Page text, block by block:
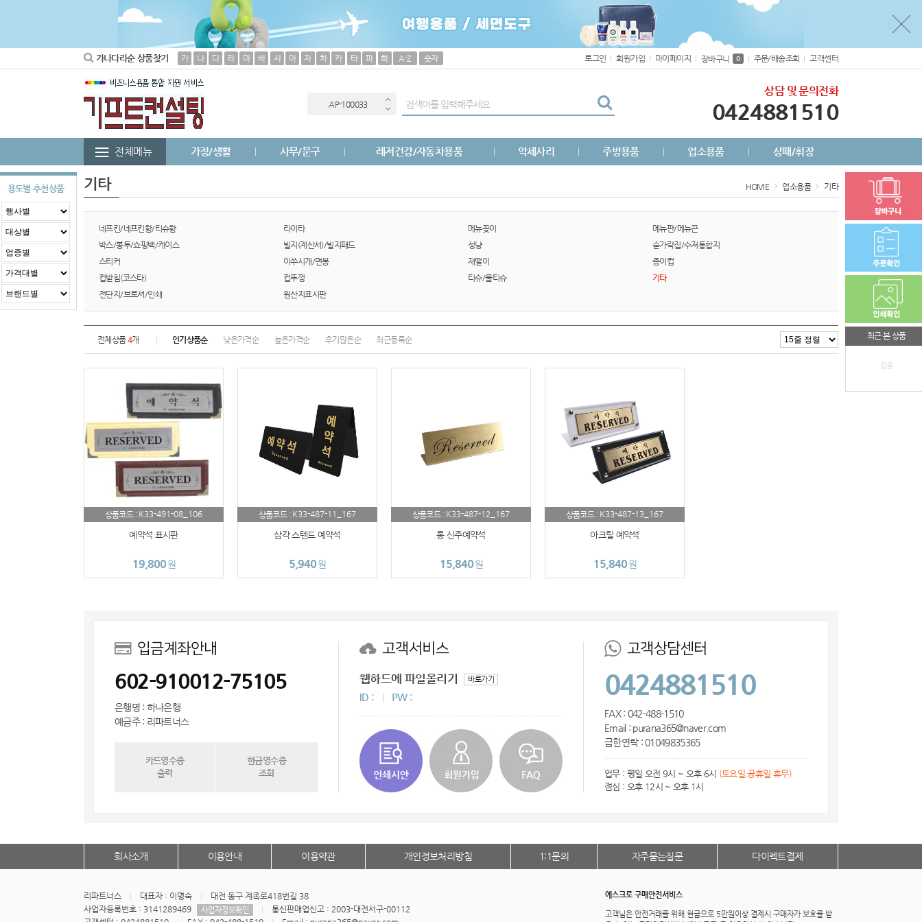
가나다라순 상품찾기 가 나 다 라 마 바 사 아 자 차 카 타 파 하 A-Z 숫자 로그인 회원가입 마이페이지 장바구니 0 주문/배송조회 고객센터
AP-100033
AP-100051
AP-100031
AP-100017
AP-100110
AP-100048
AP-100015
AP-100032
AP-100062
AP-100073
AP-100053
AP-100020
상담 및 문의전화
0424881510
전체메뉴 가정/생활 사무/문구 레저건강/자동차용품 악세사리 주방용품 업소용품 상패/휘장
용도별 추천상품
최근 본 상품
없음
기타 HOME 업소용품 기타
네프킨/네프킨함/티슈함 라이타 메뉴꽂이
메뉴판/메뉴끈
박스/봉투/쇼핑백/케이스
빌지(계산서)/빌지패드 성냥
숟가락집/수저통합지
스티커
이쑤시개/면봉 재떨이
종이컵
컵받침(코스타)
컵뚜껑 티슈/물티슈
기타
전단지/브로셔/인쇄
원산지표시판
전체상품4개 인기상품순 낮은가격순 높은가격순 후기많은순 최근등록순
상품코드 : K33-491-08_106
예약석 표시판
19,800원
상품코드 : K33-487-11_167
삼각 스텐드 예약석
5,940원
상품코드 : K33-487-12_167
통 신주예약석
15,840원
상품코드 : K33-487-13_167
아크릴 예약석
15,840원
입금계좌안내
602-910012-75105
은행명 : 하나은행
예금주 : 리파트너스
카드영수증
출력
현금영수증
조회
고객서비스
웹하드에 파일올리기 바로가기
ID : PW :
고객상담센터
0424881510
FAX : 042-488-1510
Email : purana365@naver.com
급한연락 : 01049835365
업무 : 평일 오전 9시 ~ 오후 6시 (토요일,공휴일 휴무)
점심 : 오후 12시 ~ 오후 1시
회사소개 이용안내 이용약관 개인정보처리방침 1:1문의 자주묻는질문 다이렉트결제
리파트너스 대표자 : 이명숙
대전 동구 계족로418번길 38
사업자등록번호 : 3141289469
사업자정보확인
통신판매업신고 : 2003-대전서구-00112
에스크로 구매안전서비스
고객님은 안전거래를 위해 현금으로 5만원이상 결제시 구매자가 보호를 받